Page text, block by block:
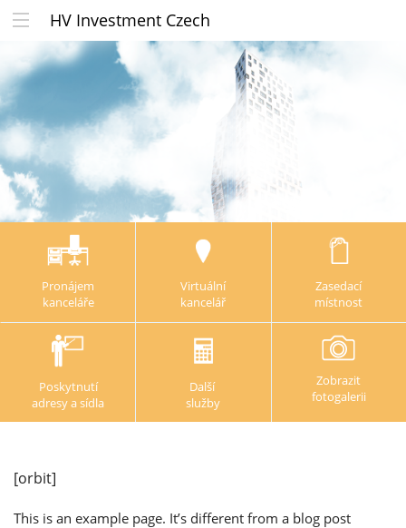
HV Investment Czech
Pronájem
kanceláře
Virtuální
kancelář
Zasedací
místnost
Poskytnutí
adresy a sídla
Další
služby
Zobrazit
fotogalerii
[orbit]
This is an example page. It’s different from a blog post